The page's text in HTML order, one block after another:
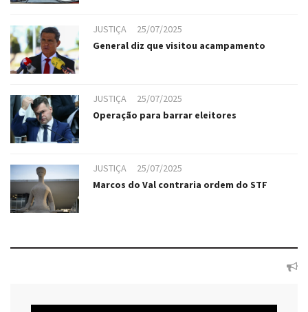
JUSTIÇA
25/07/2025
General diz que visitou acampamento
JUSTIÇA
25/07/2025
Operação para barrar eleitores
JUSTIÇA
25/07/2025
Marcos do Val contraria ordem do STF